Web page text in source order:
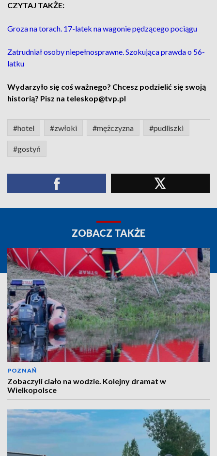
CZYTAJ TAKŻE:
Groza na torach. 17-latek na wagonie pędzącego pociągu
Zatrudniał osoby niepełnosprawne. Szokująca prawda o 56-
latku
Wydarzyło się coś ważnego? Chcesz podzielić się swoją
historią? Pisz na teleskop@tvp.pl
#hotel #zwłoki #mężczyzna #pudliszki
#gostyń
ZOBACZ TAKŻE
POZNAŃ
Zobaczyli ciało na wodzie. Kolejny dramat w
Wielkopolsce